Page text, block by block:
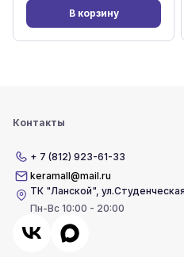
В корзину
Контакты
+ 7 (812) 923-61-33
keramall@mail.ru
ТК "Ланской",
Пн-Вс 10:00 - 20:00